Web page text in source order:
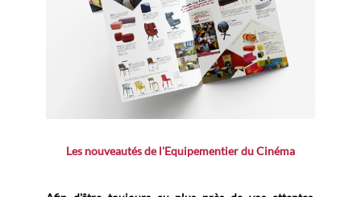
Les nouveautés de l'Equipementier du Cinéma